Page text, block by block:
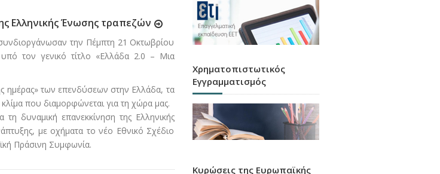
Ελληνικής Ένωσης τραπεζών
την Πέμπτη 21 Οκτωβρίου
τον γενικό τίτλο «Ελλάδα 2.0 – Μια
ημέρας» των επενδύσεων στην Ελλάδα, τα
που διαμορφώνεται για τη χώρα μας.
δυναμική επανεκκίνηση της Ελληνικής
με οχήματα το νέο Εθνικό Σχέδιο
Πράσινη Συμφωνία.
Χρηματοπιστωτικός
Εγγραμματισμός
Κυρώσεις της Ευρωπαϊκής